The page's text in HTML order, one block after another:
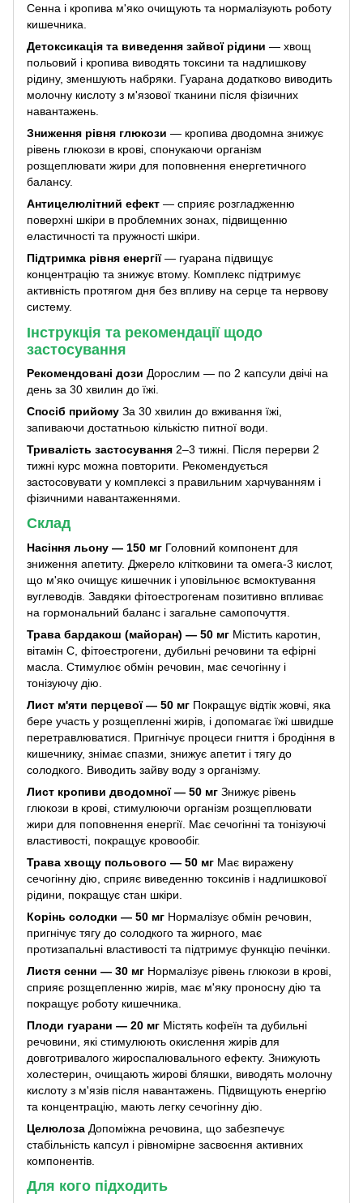
Сенна і кропива м'яко очищують та нормалізують роботу
кишечника.
Детоксикація та виведення зайвої рідини — хвощ
польовий і кропива виводять токсини та надлишкову
рідину, зменшують набряки. Гуарана додатково виводить
молочну кислоту з м'язової тканини після фізичних
навантажень.
Зниження рівня глюкози — кропива дводомна знижує
рівень глюкози в крові, спонукаючи організм
розщеплювати жири для поповнення енергетичного
балансу.
Антицелюлітний ефект — сприяє розгладженню
поверхні шкіри в проблемних зонах, підвищенню
еластичності та пружності шкіри.
Підтримка рівня енергії— гуарана підвищує
концентрацію та знижує втому. Комплекс підтримує
активність протягом дня без впливу на серце та нервову
систему.
Інструкція та рекомендації щодо
застосування
Рекомендовані дози Дорослим — по 2 капсули двічі на
день за 30 хвилин до їжі.
Спосіб прийому За 30 хвилин до вживання їжі,
запиваючи достатньою кількістю питної води.
Тривалість застосування 2–3 тижні. Після перерви 2
тижні курс можна повторити. Рекомендується
застосовувати у комплексі з правильним харчуванням і
фізичними навантаженнями.
Склад
Насіння льону — 150 мг Головний компонент для
зниження апетиту. Джерело клітковини та омега-3 кислот,
що м'яко очищує кишечник і уповільнює всмоктування
вуглеводів. Завдяки фітоестрогенам позитивно впливає
на гормональний баланс і загальне самопочуття.
Трава бардакош (майоран) — 50 мг Містить каротин,
вітамін С, фітоестрогени, дубильні речовини та ефірні
масла. Стимулює обмін речовин, має сечогінну і
тонізуючу дію.
Лист м'яти перцевої — 50 мг Покращує відтік жовчі, яка
бере участь у розщепленні жирів, і допомагає їжі швидше
перетравлюватися. Пригнічує процеси гниття і бродіння в
кишечнику, знімає спазми, знижує апетит і тягу до
солодкого. Виводить зайву воду з організму.
Лист кропиви дводомної — 50 мг Знижує рівень
глюкози в крові, стимулюючи організм розщеплювати
жири для поповнення енергії. Має сечогінні та тонізуючі
властивості, покращує кровообіг.
Трава хвощу польового — 50 мг Має виражену
сечогінну дію, сприяє виведенню токсинів і надлишкової
рідини, покращує стан шкіри.
Корінь солодки — 50 мг Нормалізує обмін речовин,
пригнічує тягу до солодкого та жирного, має
протизапальні властивості та підтримує функцію печінки.
Листя сенни — 30 мг Нормалізує рівень глюкози в крові,
сприяє розщепленню жирів, має м'яку проносну дію та
покращує роботу кишечника.
Плоди гуарани — 20 мг Містять кофеїн та дубильні
речовини, які стимулюють окислення жирів для
довготривалого жироспалювального ефекту. Знижують
холестерин, очищають жирові бляшки, виводять молочну
кислоту з м'язів після навантажень. Підвищують енергію
та концентрацію, мають легку сечогінну дію.
Целюлоза Допоміжна речовина, що забезпечує
стабільність капсул і рівномірне засвоєння активних
компонентів.
Для кого підходить